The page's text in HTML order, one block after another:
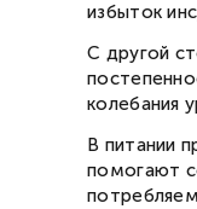
избыток
С другой
колебания
В питании
помогают